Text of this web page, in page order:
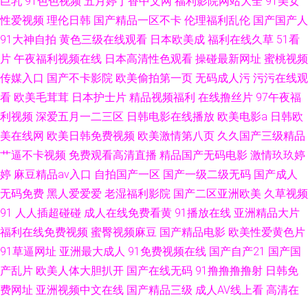
国产精品人妻酒店 婷婷六月天 鲁一鲁人妻 青青在线视频免费观看 欧美亚洲
天堂 成人深夜在线观看 暴操骚51 老司机福利姬在线观看 人人干人人上 超碰
黑料 人人操人人操人人干 国产精品视频自拍 51福利视频 人人操97 欧美人人
妻人人操 蜜桃视频网站 欧美性生活 国产久久久久久久久久 91黄色黄页 97人
人妻人人草 操操视频 啪啪网免费看 性生活免费看 w性视频91色色 海角AV 激
情五月天色色 东京热成人色图 豆花丝袜另类一区 狠狠艹AV 黄91次元 成年人
看的视频app 久久黄色视频毛片 精品欧美日本综合 牛牛热品 欧美精品91爱
爱 久久精国产品视频 久草精品首页 韩国三轮片三区四区 日韩Αν 日日操操操
性爱视频 理伦日韩 国产精品一区不卡 伦理福利乱伦 国产国产人
91大神自拍 黄色三级在线观看 日本欧美成 福利在线久草 51看
片 午夜福利视频在线 日本高清性色观看 操碰最新网址 蜜桃视频
传媒入口 国产不卡影院 欧美偷拍第一页 无码成人污 污污在线观
看 欧美毛茸茸 日本护士片 精品视频福利 在线撸丝片 97午夜福
利视频 深爱五月一二三区 日韩电影在线播放 欧美电影a 日韩欧
美在线网 欧美日韩免费视频 欧美激情第八页 久久国产三级精品
艹逼不卡视频 免费观看高清直播 精品国产无码电影 激情玖玖婷
婷 麻豆精品av入口 自拍国产一区 国产一级二级无码 国产成人
无码免费 黑人爱爱爱 老湿福利影院 国产二区亚洲欧美 久草视频
91 人人插超碰碰 成人在线免费看黄 91播放在线 亚洲精品大片
福利在线免费视频 蜜臀视频麻豆 国产精品电影 欧美性爱黄色片
91草逼网址 亚洲最大成人 91免费视频在线 国产自产21 国产国
产乱片 欧美人体大胆扒开 国产在线无码 91撸撸撸撸射 日韩免
费网址 亚洲视频中文在线 国产精品三级 成人AV线上看 高清在